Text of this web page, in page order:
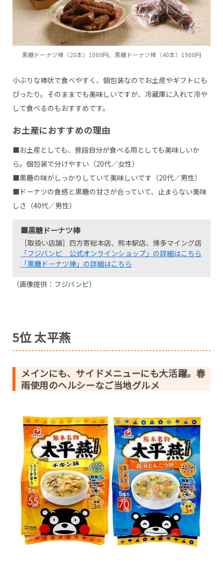
黒糖ドーナツ棒（20本）1080円、黒糖ドーナツ棒（40本）1980円
小ぶりな棒状で食べやすく、個包装なのでお土産やギフトにも
ぴったり。そのままでも美味しいですが、冷蔵庫に入れて冷や
して食べるのもおすすめです。
お土産におすすめの理由
■お土産としても、普段自分が食べる用としても美味しいか
ら。個包装で分けやすい（20代／女性）
■黒糖の味がしっかりしていて美味しいです（20代／男性）
■ドーナツの食感と黒糖の甘さが合っていて、止まらない美味
しさ（40代／男性）
■黒糖ドーナツ棒
［取扱い店舗］四方寄総本店、熊本駅店、博多マイング店
「フジバンビ 公式オンラインショップ」の詳細はこちら
「黒糖ドーナツ棒」の詳細はこちら
（画像提供：フジバンビ）
5位 太平燕
メインにも、サイドメニューにも大活躍。春
雨使用のヘルシーなご当地グルメ